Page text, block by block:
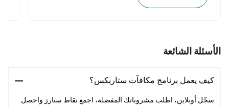
الأسئلة الشائعة
كيف يعمل برنامج مكافآت ستاربكس؟
سجّل أونلاين، اطلب مشروباتك المفضلة، اجمع نقاط ستارز واحصل